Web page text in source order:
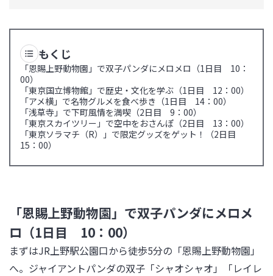
もくじ
「恩賜上野動物園」で双子パンダにメロメロ（1日目 10：
00）
「東京国立博物館」で歴史・文化を学ぶ（1日目 12：00）
「アメ横」で名物グルメを食べ歩き（1日目 14：00）
「浅草寺」で下町風情を満喫（2日目 9：00）
「東京スカイツリー」で空中をおさんぽ（2日目 13：00）
「東京ソラマチ（R）」で限定グッズをゲット！（2日目
15：00）
「恩賜上野動物園」で双子パンダにメロメ
ロ（1日目 10：00）
まずはJR上野駅公園口から徒歩5分の「恩賜上野動物園」
へ。ジャイアントパンダの双子「シャオシャオ」「レイレ